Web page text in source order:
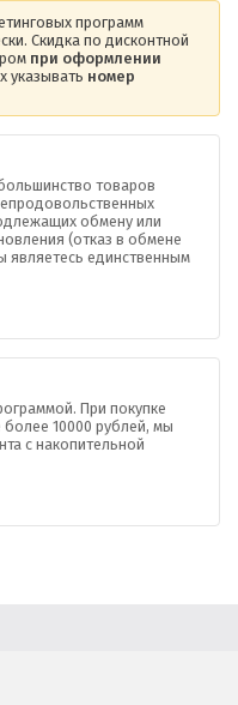
программ
Скидка по дисконтной
при оформлении
указывать номер
товаров
обмену или
(отказ в обмене
являетесь единственным
При покупке
10000 рублей, мы
с накопительной